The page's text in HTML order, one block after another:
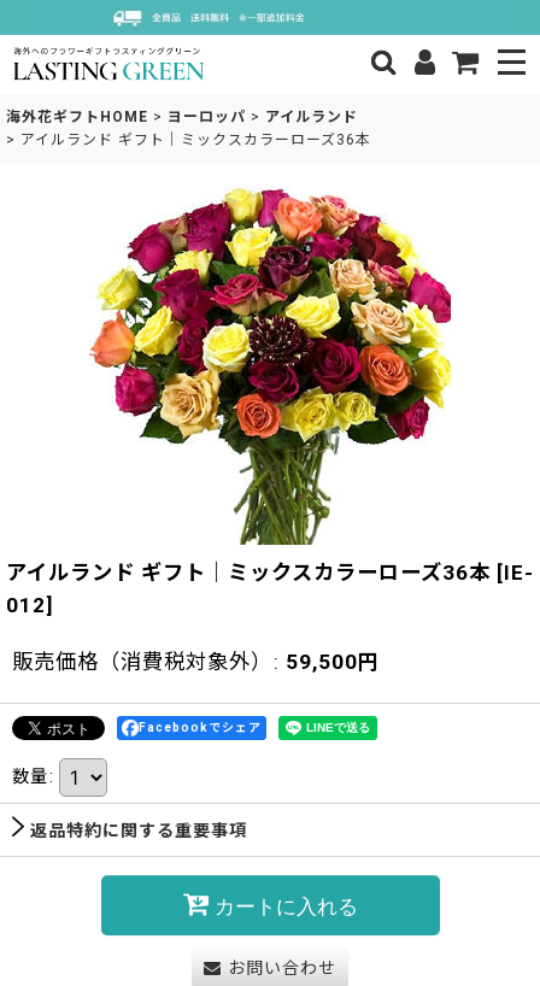
海外花ギフトHOME > ヨーロッパ > アイルランド
> アイルランド ギフト｜ミックスカラーローズ36本
アイルランド ギフト｜ミックスカラーローズ36本 [IE-
012]
販売価格（消費税対象外） : 59,500 円
Facebookでシェア
数量:
返品特約に関する重要事項
カートに入れる
お問い合わせ